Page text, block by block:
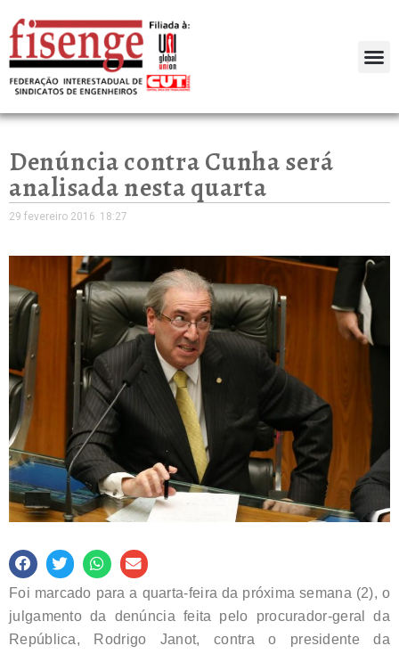
Denúncia contra Cunha será
analisada nesta quarta
29 fevereiro 2016 18:27
Foi marcado para a quarta-feira da próxima semana (2), o
julgamento da denúncia feita pelo procurador-geral da
República, Rodrigo Janot, contra o presidente da